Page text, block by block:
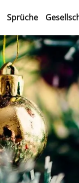
Sprüche